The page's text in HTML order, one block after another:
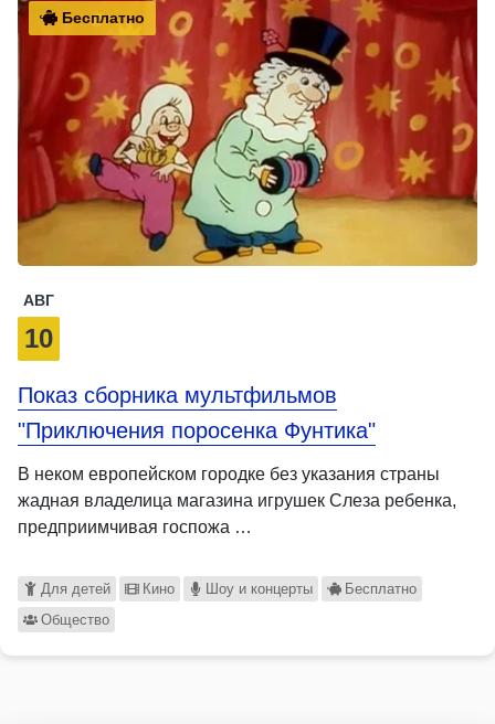
Бесплатно
АВГ
10
Показ сборника мультфильмов
"Приключения поросенка Фунтика"
В неком европейском городке без указания страны
жадная владелица магазина игрушек Слеза ребенка,
предприимчивая госпожа …
Для детей Кино Шоу и концерты
Бесплатно
Общество